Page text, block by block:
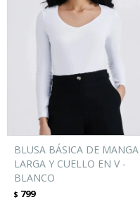
BLUSA BÁSICA DE MANGA
LARGA Y CUELLO EN V -
BLANCO
$ 799